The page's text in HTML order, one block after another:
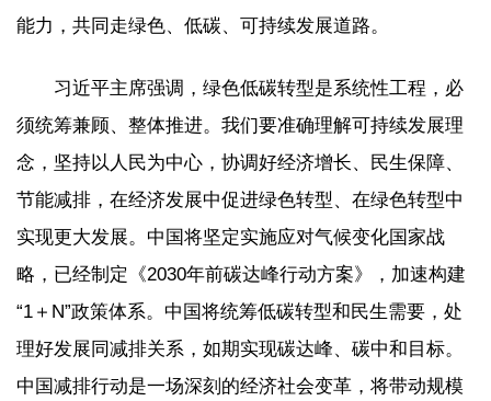
能力，共同走绿色、低碳、可持续发展道路。
习近平主席强调，绿色低碳转型是系统性工程，必
须统筹兼顾、整体推进。我们要准确理解可持续发展理
念，坚持以人民为中心，协调好经济增长、民生保障、
节能减排，在经济发展中促进绿色转型、在绿色转型中
实现更大发展。中国将坚定实施应对气候变化国家战
略，已经制定《2030年前碳达峰行动方案》，加速构建
“1＋N”政策体系。中国将统筹低碳转型和民生需要，处
理好发展同减排关系，如期实现碳达峰、碳中和目标。
中国减排行动是一场深刻的经济社会变革，将带动规模